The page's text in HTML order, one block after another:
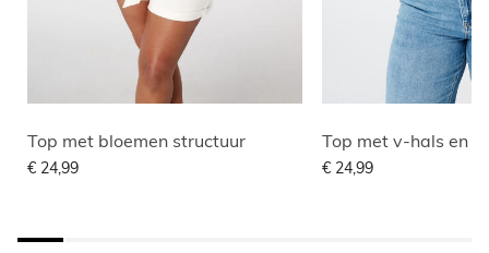
Top met bloemen structuur
€ 24,99
Top met v-hals en
€ 24,99